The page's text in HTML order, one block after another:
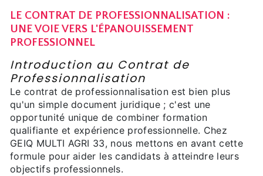
LE CONTRAT DE PROFESSIONNALISATION :
UNE VOIE VERS L'ÉPANOUISSEMENT
PROFESSIONNEL
Introduction au Contrat de
Professionnalisation
Le contrat de professionnalisation est bien plus
qu'un simple document juridique ; c'est une
opportunité unique de combiner formation
qualifiante et expérience professionnelle. Chez
GEIQ MULTI AGRI 33, nous mettons en avant cette
formule pour aider les candidats à atteindre leurs
objectifs professionnels.